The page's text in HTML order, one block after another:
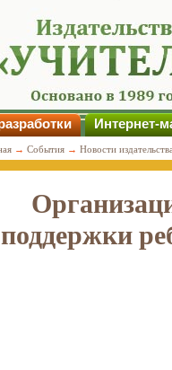
поддержки
Интернет-
→ События → Новости